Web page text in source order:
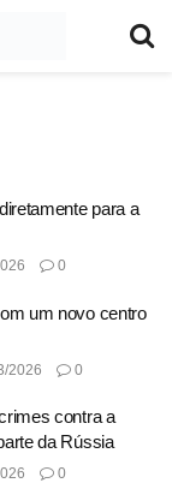
para a
0
um novo centro
2026 0
contra a
da Rússia
0